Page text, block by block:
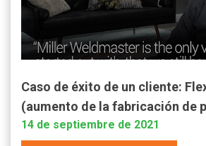
Caso de éxito de un cliente:
(aumento de la fabricación de
14 de septiembre de 2021